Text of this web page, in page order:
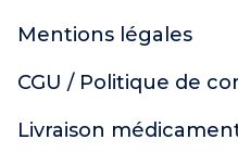
Mentions légales
CGU / Politique de
Livraison